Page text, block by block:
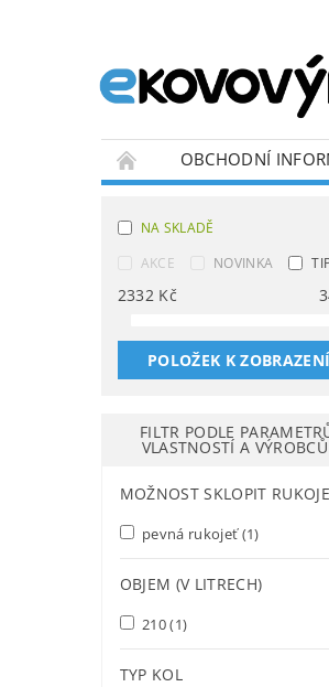
OBCHODNÍ
NA SKLADĚ
AKCE
NOVINKA
2332 Kč
POLOŽEK K
FILTR PODLE
VLASTNOSTÍ A VÝROBCŮ
MOŽNOST SKLOPIT
pevná rukojeť(1)
OBJEM (V LITRECH)
210(1)
TYP KOL